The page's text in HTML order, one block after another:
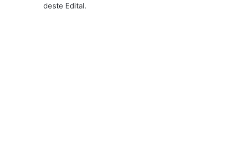
deste Edital.